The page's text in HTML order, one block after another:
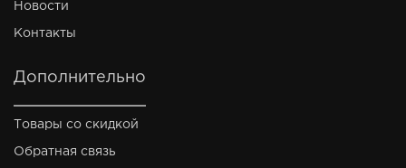
Новости
Контакты
Дополнительно
Товары со скидкой
Обратная связь